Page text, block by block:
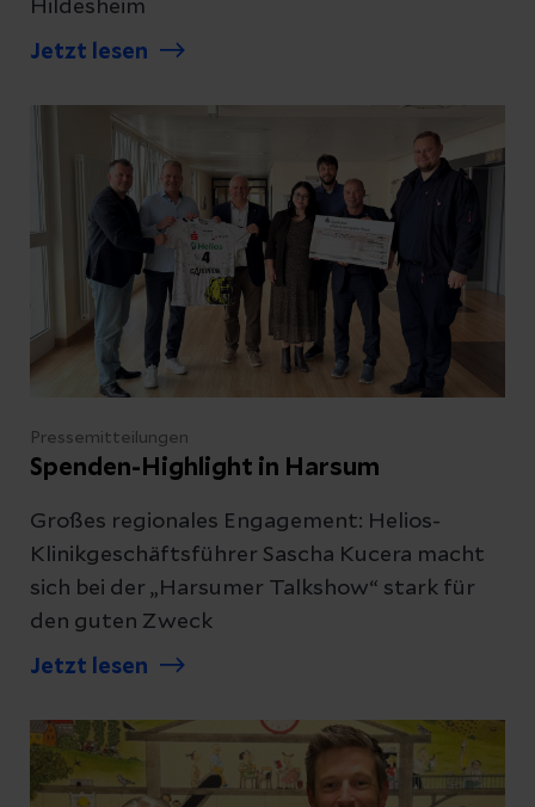
Hildesheim
Jetzt lesen
Pressemitteilungen
Spenden-Highlight in Harsum
Großes regionales Engagement: Helios-
Klinikgeschäftsführer Sascha Kucera macht
sich bei der „Harsumer Talkshow“ stark für
den guten Zweck
Jetzt lesen